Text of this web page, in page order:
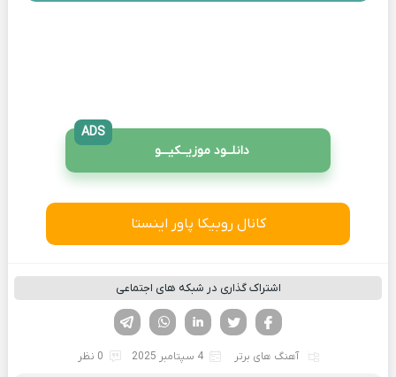
دانلــود موزیــکیـــو
ADS
کانال روبیکا پاور اینستا
اشتراک گذاری در شبکه های اجتماعی
لینکدین تویتر
فیسوک
آهنگ های برتر 4 سپتامبر 2025 0 نظر